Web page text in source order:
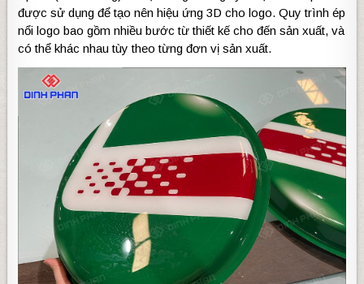
được sử dụng để tạo nên hiệu ứng 3D cho logo. Quy trình ép
nổi logo bao gồm nhiều bước từ thiết kế cho đến sản xuất, và
có thể khác nhau tùy theo từng đơn vị sản xuất.